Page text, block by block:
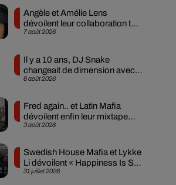
7 août 2026
Angèle et Amélie Lens
dévoilent leur collaboration tant
attendue
6 août 2026
Il y a 10 ans, DJ Snake
changeait de dimension avec
son premier...
3 août 2026
Fred again.. et Latin Mafia
dévoilent enfin leur mixtape
créée en...
31 juillet 2026
Swedish House Mafia et Lykke
Li dévoilent « Happiness Is So
Sad »